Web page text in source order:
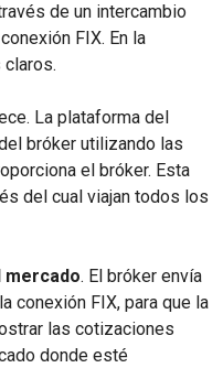
de un intercambio
FIX. En la
La plataforma del
bróker utilizando las
el bróker. Esta
del cual viajan todos los
mercado. El bróker envía
conexión FIX, para que la
las cotizaciones
donde esté